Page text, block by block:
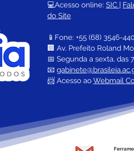
💻Acesso online: SIC |
do Site
📱Fone: +55 (68) 3546-
🏢 Av. Prefeito Roland
📅 Segunda a sexta, das
📧
📨 Acesso ao Webmail